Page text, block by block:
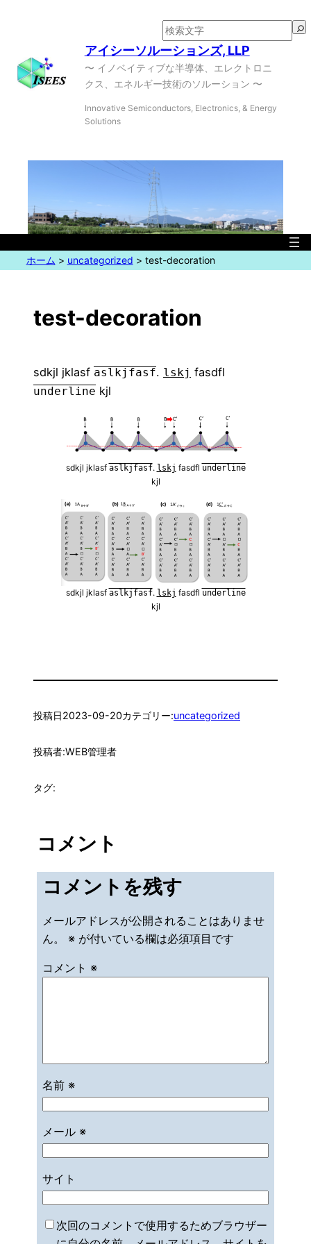
アイシーソルーションズ, LLP
検
索
〜 イノベイティブな半導体、エレクトロニ
クス、エネルギー技術のソルーション 〜
Innovative Semiconductors, Electronics, & Energy
Solutions
ホーム > uncategorized > test-decoration
test-decoration
sdkjl jklasf aslkjfasf. lskj fasdfl
underline kjl
sdkjl jklasfaslkjfasf. lskj fasdflunderline
kjl
sdkjl jklasfaslkjfasf. lskj fasdflunderline
kjl
投稿日2023-09-20カテゴリー:uncategorized
投稿者:WEB管理者
タグ:
コメント
コメントを残す
メールアドレスが公開されることはありませ
ん。
※が付いている欄は必須項目です
コメント ※
名前 ※
メール ※
サイト
次回のコメントで使用するためブラウザー